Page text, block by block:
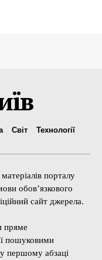
Світ
Технології
порталу
обов’язкового
сайт джерела.
пряме
пошуковими
першому абзаці